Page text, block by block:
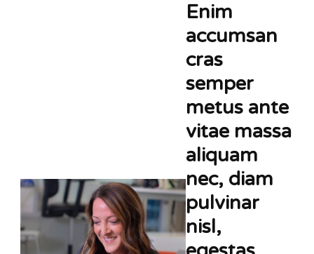
Enim
accumsan
cras
semper
metus ante
vitae massa
aliquam
nec, diam
pulvinar
nisl,